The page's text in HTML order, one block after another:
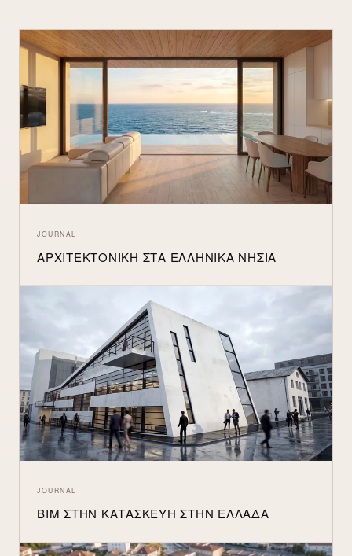
JOURNAL
ΑΡΧΙΤΕΚΤΟΝΙΚΉ ΣΤΑ ΕΛΛΗΝΙΚΆ ΝΗΣΙΆ
JOURNAL
BIM ΣΤΗΝ ΚΑΤΑΣΚΕΥΉ ΣΤΗΝ ΕΛΛΆΔΑ